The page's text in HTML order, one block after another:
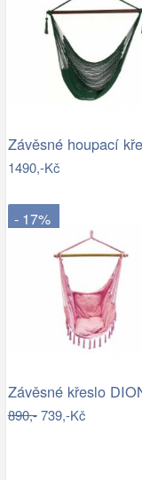
1490,-Kč
- 17%
890,-739,-Kč